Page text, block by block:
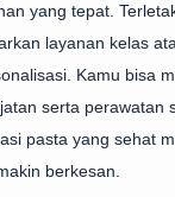
yang tepat.
layanan kelas
Kamu bisa
serta perawatan
pasta yang sehat
berkesan.